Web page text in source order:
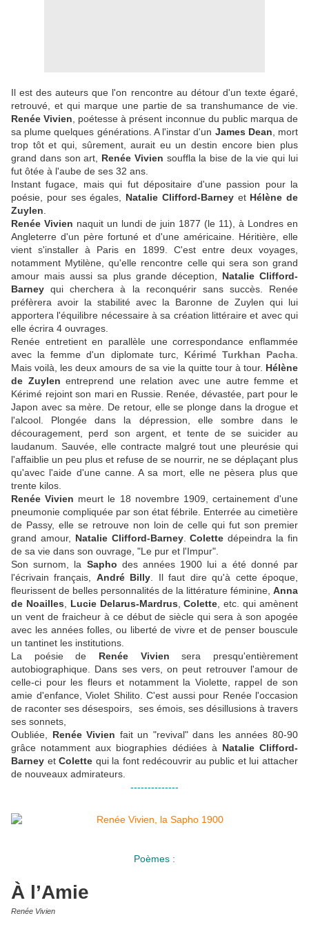
Il est des auteurs que l'on rencontre au détour d'un texte égaré,
retrouvé, et qui marque une partie de sa transhumance de vie.
Renée Vivien , poétesse à présent inconnue du public marqua de
sa plume quelques générations. A l'instar d'un James Dean , mort
trop tôt et qui, sûrement, aurait eu un destin encore bien plus
grand dans son art, Renée Vivien souffla la bise de la vie qui lui
fut ôtée à l'aube de ses 32 ans.
Instant fugace, mais qui fut dépositaire d'une passion pour la
poésie, pour ses égales, Natalie Clifford-Barneyet Hélène de
Zuylen
Renée Vivien naquit un lundi de juin 1877 (le 11), à Londres en
Angleterre d'un père fortuné et d'une américaine. Héritière, elle
vient s'installer à Paris en 1899. C'est entre deux voyages,
notamment Mytilène, qu'elle rencontre celle qui sera son grand
amour mais aussi sa plus grande déception, Natalie Clifford-
Barney qui cherchera à la reconquérir sans succès. Renée
préfèrera avoir la stabilité avec la Baronne de Zuylen qui lui
apportera l'équilibre nécessaire à sa création littéraire et avec qui
elle écrira 4 ouvrages.
Renée entretient en parallèle une correspondance enflammée
avec la femme d'un diplomate turc, Kérimé Turkhan Pacha
Mais voilà, les deux amours de sa vie la quitte tour à tour. Hélène
de Zuylen entreprend une relation avec une autre femme et
Kérimé rejoint son mari en Russie. Renée, dévastée, part pour le
Japon avec sa mère. De retour, elle se plonge dans la drogue et
l'alcool. Plongée dans la dépression, elle sombre dans le
découragement, perd son argent, et tente de se suicider au
laudanum. Sauvée, elle contracte malgré tout une pleurésie qui
l'affaiblie un peu plus et refuse de se nourrir, ne se déplaçant plus
qu'avec l'aide d'une canne. A sa mort, elle ne pèsera plus que
trente kilos.
Renée Vivien meurt le 18 novembre 1909, certainement d'une
pneumonie compliquée par son état fébrile. Enterrée au cimetière
de Passy, elle se retrouve non loin de celle qui fut son premier
grand amour, Natalie Clifford-Barney.Colette dépeindra la fin
de sa vie dans son ouvrage, "Le pur et l'Impur".
Son surnom, la Sapho des années 1900 lui a été donné par
l'écrivain français, André Billy . Il faut dire qu'à cette époque,
fleurissent de belles personnalités de la littérature féminine, Anna
de Noailles
Lucie Delarus-Mardrus ,Colette , etc. qui amènent
un vent de fraicheur à ce début de siècle qui sera à son apogée
avec les années folles, ou liberté de vivre et de penser bouscule
un tantinet les institutions.
La poésie de Renée Vivien sera presqu'entièrement
autobiographique. Dans ses vers, on peut retrouver l'amour de
celle-ci pour les fleurs et notamment la Violette, rappel de son
amie d'enfance, Violet Shilito. C'est aussi pour Renée l'occasion
de raconter ses désespoirs, ses émois, ses désillusions à travers
ses sonnets,
Oubliée, Renée Vivien fait un "revival" dans les années 80-90
grâce notamment aux biographies dédiées à Natalie Clifford-
Barney etColette qui la font redécouvrir au public et lui attacher
de nouveaux admirateurs.
--------------
Poèmes :
À l’Amie
Renée Vivien